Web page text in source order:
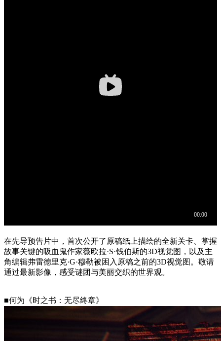
在先导预告片中，首次公开了原稿纸上描绘的全新关卡、掌握
故事关键的吸血鬼作家薇欧拉·S·钱伯斯的3D视觉图，以及主
角编辑弗雷德里克·G·穆勒被困入原稿之前的3D视觉图。敬请
通过最新影像，感受谜团与美丽交织的世界观。
■何为《时之书：无尽终章》